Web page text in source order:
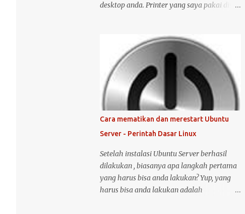
desktop anda. Printer yang saya pakai disini
karena promosi ya :-P, tetapi karena merk
ini sudah terkenal mendukung dan
menyediakan drivernya untuk sistem
operasi open source seperti Ubuntu .
Langsung saja saya mulai langkah-langkah
untuk instalasi printer HP 1515 di Ubuntu
desktop . Cara ini bisa juga digunakan untuk
bisa menjamin ketersediaan driver untuk
sistem operasi Linux ( Ubuntu ). Oh iya,
saran saya, saat melakukan instalasi dan
setting printer, lebih baik komputer Ubuntu
anda terkoneksi dengan internet, berikut
Cara mematikan dan merestart Ubuntu
Server - Perintah Dasar Linux
Setelah instalasi Ubuntu Server berhasil
dilakukan , biasanya apa langkah pertama
yang harus bisa anda lakukan? Yup, yang
harus bisa anda lakukan adalah